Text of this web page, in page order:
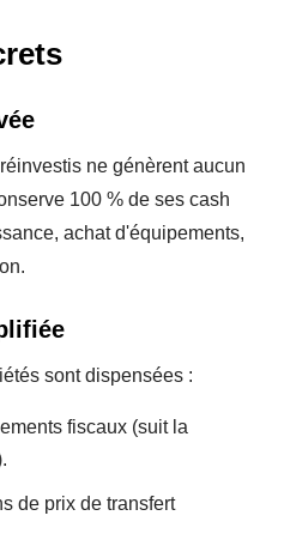
ne génèrent aucun
100 % de ses cash
achat d'équipements,
sont dispensées :
fiscaux (suit la
de prix de transfert